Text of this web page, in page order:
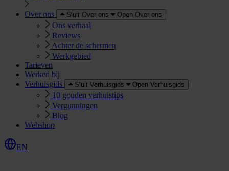
Over ons Sluit Over ons Open Over ons
Ons verhaal
Reviews
Achter de schermen
Werkgebied
Tarieven
Werken bij
Verhuisgids
Sluit Verhuisgids Open Verhuisgids
10 gouden verhuistips
Vergunningen
Blog
Webshop
EN